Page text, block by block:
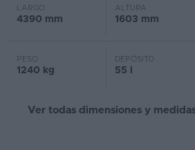
LARGO
4390 mm
ALTURA
1603 mm
PESO
1240 kg
DEPÓSITO
55 l
Ver todas dimensiones y